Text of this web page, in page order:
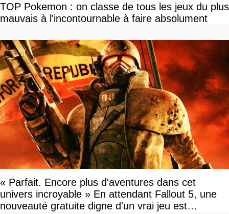
TOP Pokemon : on classe de tous les jeux du plus
mauvais à l'incontournable à faire absolument
« Parfait. Encore plus d'aventures dans cet
univers incroyable » En attendant Fallout 5, une
nouveauté gratuite digne d'un vrai jeu est